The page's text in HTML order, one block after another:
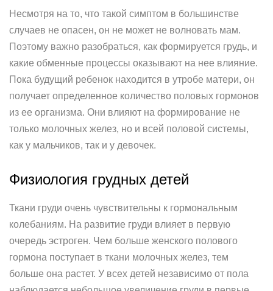
Несмотря на то, что такой симптом в большинстве
случаев не опасен, он не может не волновать мам.
Поэтому важно разобраться, как формируется грудь, и
какие обменные процессы оказывают на нее влияние.
Пока будущий ребенок находится в утробе матери, он
получает определенное количество половых гормонов
из ее организма. Они влияют на формирование не
только молочных желез, но и всей половой системы,
как у мальчиков, так и у девочек.
Физиология грудных детей
Ткани груди очень чувствительны к гормональным
колебаниям. На развитие груди влияет в первую
очередь эстроген. Чем больше женского полового
гормона поступает в ткани молочных желез, тем
больше она растет. У всех детей независимо от пола